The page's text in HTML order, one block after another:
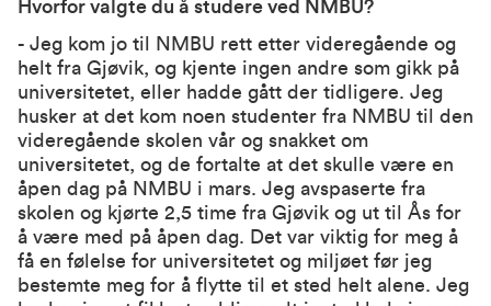
Hvorfor valgte du å studere ved NMBU?
- Jeg kom jo til NMBU rett etter videregående og
helt fra Gjøvik, og kjente ingen andre som gikk på
universitetet, eller hadde gått der tidligere. Jeg
husker at det kom noen studenter fra NMBU til den
videregående skolen vår og snakket om
universitetet, og de fortalte at det skulle være en
åpen dag på NMBU i mars. Jeg avspaserte fra
skolen og kjørte 2,5 time fra Gjøvik og ut til Ås for
å være med på åpen dag. Det var viktig for meg å
få en følelse for universitetet og miljøet før jeg
bestemte meg for å flytte til et sted helt alene. Jeg